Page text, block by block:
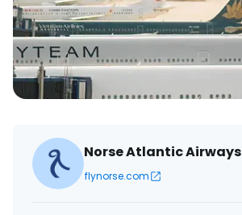
Norse Atlantic Airways
flynorse.com